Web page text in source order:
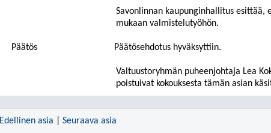
Savonlinnan kaupunginhallitus esittää,
mukaan valmistelutyöhön.
Päätös Päätösehdotus hyväksyttiin.
Valtuustoryhmän puheenjohtaja Lea
poistuivat kokouksesta tämän asian
Edellinen asia Seuraava asia